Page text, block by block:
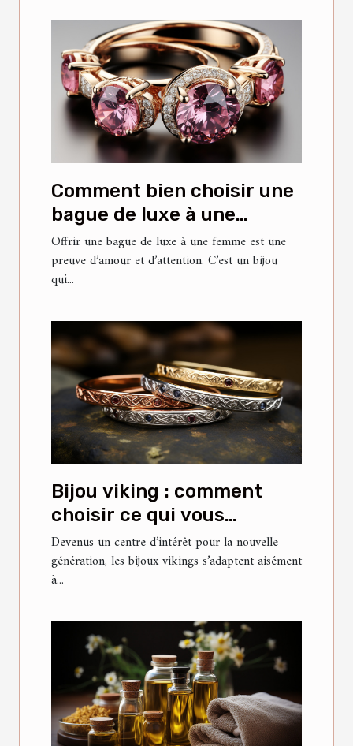
Comment bien choisir une
bague de luxe à une
femme ?
Offrir une bague de luxe à une femme est une
preuve d’amour et d’attention. C’est un bijou
qui...
Bijou viking : comment
choisir ce qui vous
convient ?
Devenus un centre d’intérêt pour la nouvelle
génération, les bijoux vikings s’adaptent aisément
à...